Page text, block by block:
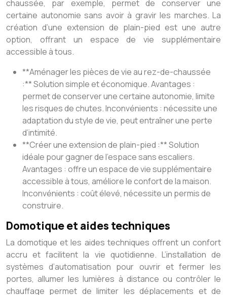
chaussée, par exemple, permet de conserver une
certaine autonomie sans avoir à gravir les marches. La
création d’une extension de plain-pied est une autre
option, offrant un espace de vie supplémentaire
accessible à tous.
**Aménager les pièces de vie au rez-de-chaussée
:** Solution simple et économique. Avantages :
permet de conserver une certaine autonomie, limite
les risques de chutes. Inconvénients : nécessite une
adaptation du style de vie, peut entraîner une perte
d’intimité.
**Créer une extension de plain-pied :** Solution
idéale pour gagner de l’espace sans escaliers.
Avantages : offre un espace de vie supplémentaire
accessible à tous, améliore le confort de la maison.
Inconvénients : coût élevé, nécessite un permis de
construire.
Domotique et aides techniques
La domotique et les aides techniques offrent un confort
accru et facilitent la vie quotidienne. L’installation de
systèmes d’automatisation pour ouvrir et fermer les
portes, allumer les lumières à distance ou contrôler le
chauffage permet de limiter les déplacements et de